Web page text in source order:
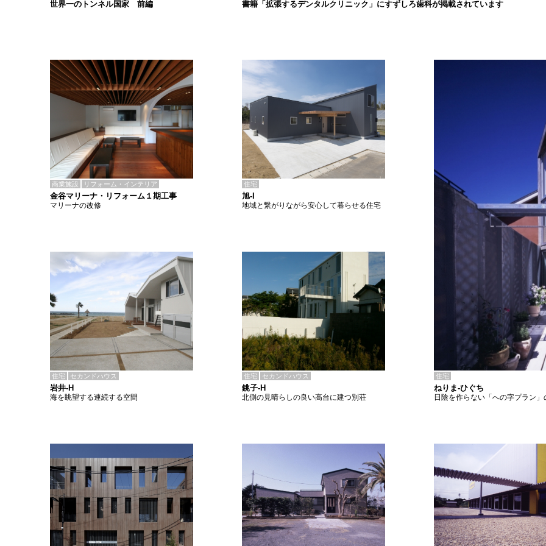
書籍「拡張するデンタルクリニック」にすずしろ歯科が掲載されています
世界一のトンネル国家 前編
商業施設 リフォーム・インテリア
金谷マリーナ・リフォーム１期工事
マリーナの改修
住宅
旭-I
地域と繋がりながら安心して暮らせる住宅
住宅 セカンドハウス
岩井-H
海を眺望する連続する空間
住宅 セカンドハウス
銚子-H
北側の見晴らしの良い高台に建つ別荘
住宅
ねりま-ひぐち
日陰を作らない「への字プラン」